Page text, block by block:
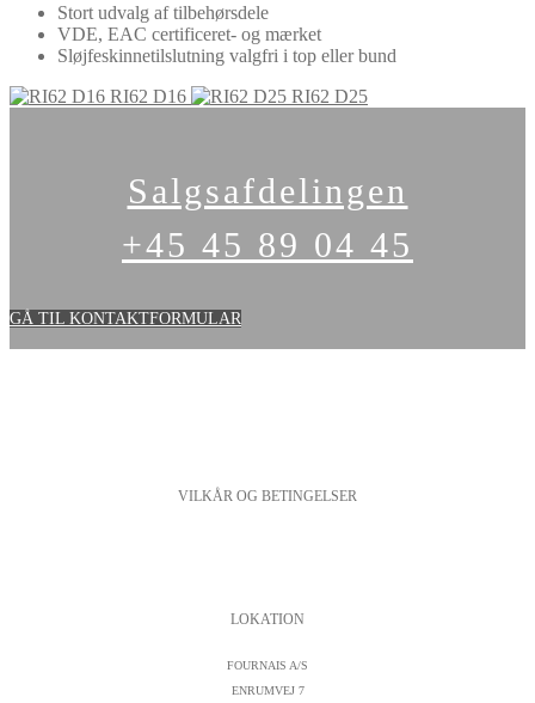
Stort udvalg af tilbehørsdele
VDE, EAC certificeret- og mærket
Sløjfeskinnetilslutning valgfri i top eller bund
RI62 D16
RI62 D25
Salgsafdelingen
+45 45 89 04 45
GÅ TIL KONTAKTFORMULAR
VILKÅR OG BETINGELSER
LOKATION
FOURNAIS A/S
ENRUMVEJ 7